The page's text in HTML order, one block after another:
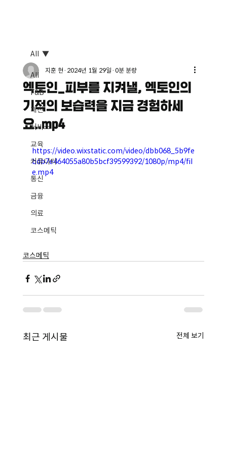
All
F&B
패션
서비스
교육
커뮤니티
통신
금융
의료
코스메틱
All
엑토인_피부를 지켜낼, 엑토인의
기적의 보습력을 지금 경험하세
요..mp4
지훈 현 2024년 1월 29일 0분 분량
https://video.wixstatic.com/video/dbb068_5b9fe
bdb7e464055a80b5bcf39599392/1080p/mp4/fil
e.mp4
코스메틱
최근 게시물 전체 보기